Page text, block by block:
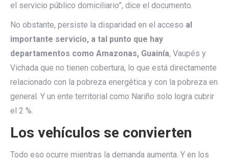
el servicio público domiciliario”, dice el documento.
No obstante, persiste la disparidad en el acceso al
importante servicio, a tal punto que hay
departamentos como Amazonas, Guainía, Vaupés y
Vichada que no tienen cobertura, lo que está directamente
relacionado con la pobreza energética y con la pobreza en
general. Y un ente territorial como Nariño solo logra cubrir
el 2 %.
Los vehículos se convierten
Todo eso ocurre mientras la demanda aumenta. Y en los